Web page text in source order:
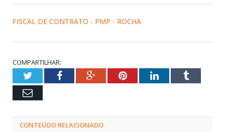
FISCAL DE CONTRATO - PMP - ROCHA
COMPARTILHAR:
TwitterFacebookGoogle+PinterestLinkedInTumblr
Email
CONTEÚDO RELACIONADO